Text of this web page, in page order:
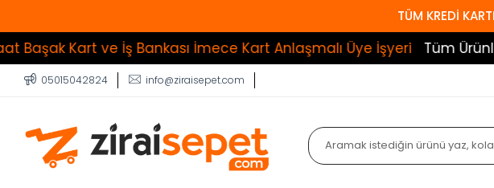
TÜM KREDİ
ve İş Bankası İmece Kart Anlaşmalı Üye İşyeri Tüm Ürünlerde
05015042824 info@ziraisepet.com